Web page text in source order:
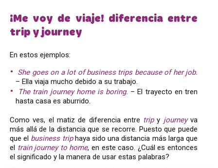
¡Me voy de viaje! diferencia entre
trip y journey
En estos ejemplos:
She goes on a lot of business trips because of her job.
– Ella viaja mucho debido a su trabajo.
The train journey home is boring. – El trayecto en tren
hasta casa es aburrido.
Como ves, el matiz de diferencia entre tripy journeyva
más allá de la distancia que se recorre. Puesto que puede
que el business triphaya sido una distancia más larga que
el train journey to home, en este caso. ¿Cuál es entonces
el significado y la manera de usar estas palabras?